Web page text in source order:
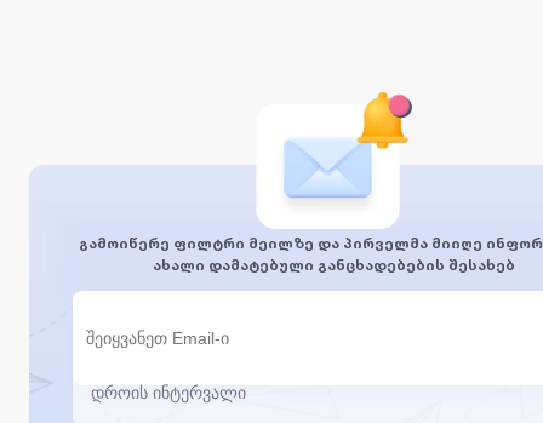
გამოიწერე ფილტრი მეილზე და პირველმა მიიღე
ახალი დამატებული განცხადებების შესახებ